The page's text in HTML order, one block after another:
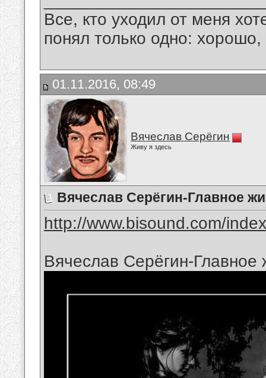
Все, кто уходил от меня
понял только одно:
01.11.2016, 08:49
Вячеслав Серёгин
Живу я здесь
Вячеслав Серёгин-Главное
http://www.bisound.com/
Вячеслав Серёгин-Главное